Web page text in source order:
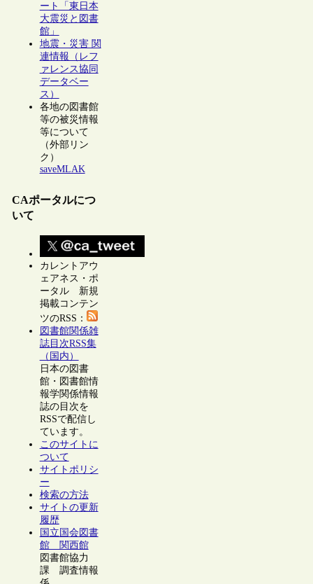
ート「東日本
大震災と図書
館」
地震・災害 関
連情報（レフ
ァレンス協同
データベー
ス）
各地の図書館
等の被災情報
等について
（外部リン
ク）
saveMLAK
CAポータルにつ
いて
カレントアウ
ェアネス・ポ
ータル 新規
掲載コンテン
ツのRSS：
図書館関係雑
誌目次RSS集
（国内）
日本の図書
館・図書館情
報学関係情報
誌の目次を
RSSで配信し
ています。
このサイトに
ついて
サイトポリシ
ー
検索の方法
サイトの更新
履歴
国立国会図書
館 関西館
図書館協力
課 調査情報